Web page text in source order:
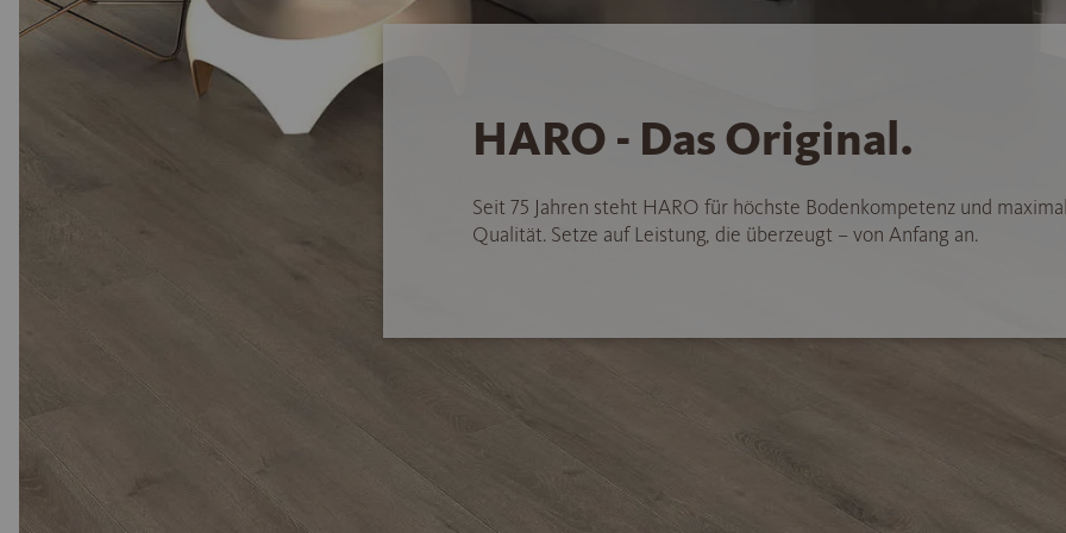
HARO - Das Original.
Seit 75 Jahren steht HARO für höchste Bodenkompetenz und
Qualität. Setze auf Leistung, die überzeugt – von Anfang an.